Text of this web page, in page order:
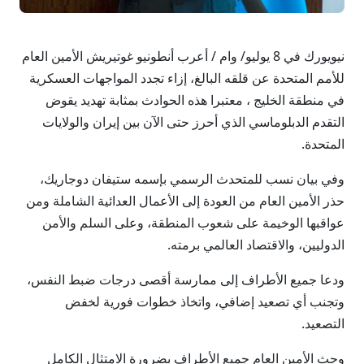
نيويورك في 8 يوليو/ وام / أعرب أنطونيو غوتيريش الأمين العام
للأمم المتحدة عن قلقه البالغ، إزاء تجدد المواجهات العسكرية
في منطقة الخليج ، معتبرا هذه الحوادث بمثابة تهديد يقوض
التقدم الدبلوماسي الذي أحرز حتى الآن بين إيران والولايات
المتحدة.
وفي بيان نسب للمتحدث الرسمي بإسمه ستيفان دوجاريك،
حذر الأمين العام من العودة إلى الأعمال العدائية الشاملة ومن
عواقبها الوخيمة على شعوب المنطقة، وعلى السلم والأمن
الدوليين، والاقتصاد العالمي برمته.
ودعا جميع الأطراف إلى ممارسة أقصى درجات ضبط النفس،
وتجنب أي تصعيد إضافي، واتخاذ خطوات فورية لخفض
التصعيد.
وحث الأمين العام جميع الأطراف بضرورة الامتثال الكامل